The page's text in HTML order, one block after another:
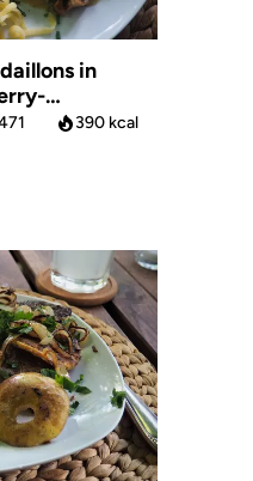
in
390 kcal